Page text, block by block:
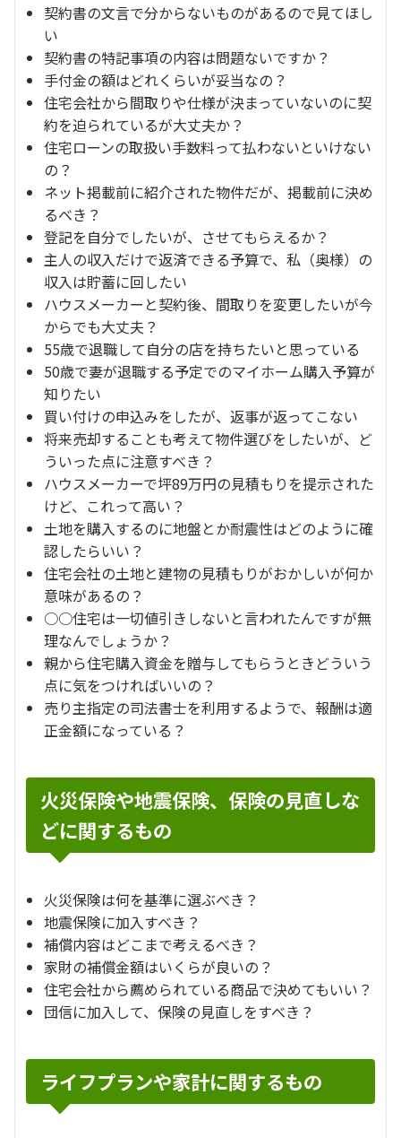
契約書の文言で分からないものがあるので見てほし
い
契約書の特記事項の内容は問題ないですか？
手付金の額はどれくらいが妥当なの？
住宅会社から間取りや仕様が決まっていないのに契
約を迫られているが大丈夫か？
住宅ローンの取扱い手数料って払わないといけない
の？
ネット掲載前に紹介された物件だが、掲載前に決め
るべき？
登記を自分でしたいが、させてもらえるか？
主人の収入だけで返済できる予算で、私（奥様）の
収入は貯蓄に回したい
ハウスメーカーと契約後、間取りを変更したいが今
からでも大丈夫？
55歳で退職して自分の店を持ちたいと思っている
50歳で妻が退職する予定でのマイホーム購入予算が
知りたい
買い付けの申込みをしたが、返事が返ってこない
将来売却することも考えて物件選びをしたいが、ど
ういった点に注意すべき？
ハウスメーカーで坪89万円の見積もりを提示された
けど、これって高い？
土地を購入するのに地盤とか耐震性はどのように確
認したらいい？
住宅会社の土地と建物の見積もりがおかしいが何か
意味があるの？
○○住宅は一切値引きしないと言われたんですが無
理なんでしょうか？
親から住宅購入資金を贈与してもらうときどういう
点に気をつければいいの？
売り主指定の司法書士を利用するようで、報酬は適
正金額になっている？
火災保険や地震保険、保険の見直しな
どに関するもの
火災保険は何を基準に選ぶべき？
地震保険に加入すべき？
補償内容はどこまで考えるべき？
家財の補償金額はいくらが良いの？
住宅会社から薦められている商品で決めてもいい？
団信に加入して、保険の見直しをすべき？
ライフプランや家計に関するもの